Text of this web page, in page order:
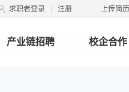
求职者登录 注册 上传简历
产业链招聘 校企合作